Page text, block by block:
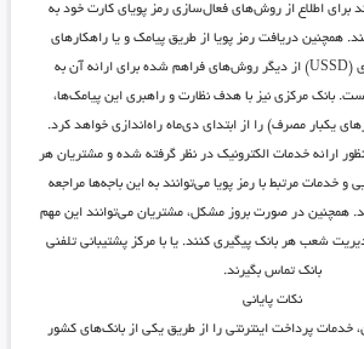
برای اطلاع از روش‌های فعال‌سازی رمز پویای کارت خود به
همچنین دریافت رمز پویا از طریق پیامک و یا راهکار‌های
مبتنی بر کد‌های دستوری (USSD) از دیگر روش‌های فراهم شده برای ارائه آن به
بانک مرکزی نیز با هدف نظارت و راهبری این پیامک‌ها،
یکبار مصرف) را از ابتدای دی‌ماه راه‌اندازی خواهد کرد.
ارائه خدمات الکترونیک در نظر گرفته شده و مشتریان هر
و خدمات مرتبط با رمز پویا می‌توانند به این باجه‌ها مراجعه
همچنین در صورت بروز مشکل، مشتریان می‌توانند این مهم
شعب هر بانک پیگیری کنند. یا با مرکز پشتیبانی تلفنی
بانک تماس بگیرند.
نکات پایانی
خدمات پرداخت اینترنتی را از طریق یکی از بانک‌های کشور